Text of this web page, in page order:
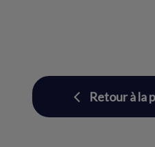
Retour à la